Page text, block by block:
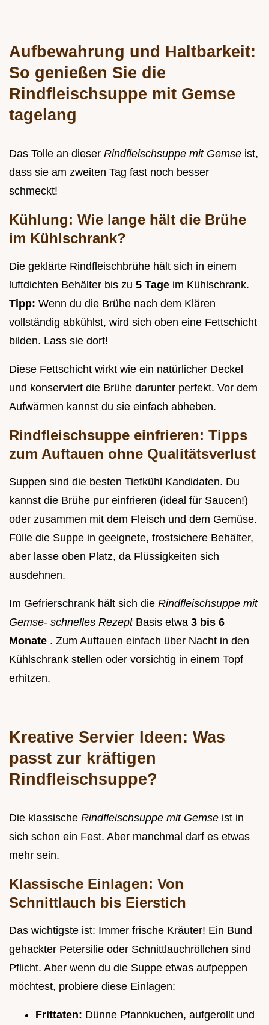
Aufbewahrung und Haltbarkeit:
So genießen Sie die
Rindfleischsuppe mit Gemse
tagelang
Das Tolle an dieser Rindfleischsuppe mit Gemse ist,
dass sie am zweiten Tag fast noch besser
schmeckt!
Kühlung: Wie lange hält die Brühe
im Kühlschrank?
Die geklärte Rindfleischbrühe hält sich in einem
luftdichten Behälter bis zu 5 Tage im Kühlschrank.
Tipp: Wenn du die Brühe nach dem Klären
vollständig abkühlst, wird sich oben eine Fettschicht
bilden. Lass sie dort!
Diese Fettschicht wirkt wie ein natürlicher Deckel
und konserviert die Brühe darunter perfekt. Vor dem
Aufwärmen kannst du sie einfach abheben.
Rindfleischsuppe einfrieren: Tipps
zum Auftauen ohne Qualitätsverlust
Suppen sind die besten Tiefkühl Kandidaten. Du
kannst die Brühe pur einfrieren (ideal für Saucen!)
oder zusammen mit dem Fleisch und dem Gemüse.
Fülle die Suppe in geeignete, frostsichere Behälter,
aber lasse oben Platz, da Flüssigkeiten sich
ausdehnen.
Im Gefrierschrank hält sich die Rindfleischsuppe mit
Gemse- schnelles Rezept Basis etwa 3 bis 6
Monate . Zum Auftauen einfach über Nacht in den
Kühlschrank stellen oder vorsichtig in einem Topf
erhitzen.
Kreative Servier Ideen: Was
passt zur kräftigen
Rindfleischsuppe?
Die klassische Rindfleischsuppe mit Gemse ist in
sich schon ein Fest. Aber manchmal darf es etwas
mehr sein.
Klassische Einlagen: Von
Schnittlauch bis Eierstich
Das wichtigste ist: Immer frische Kräuter! Ein Bund
gehackter Petersilie oder Schnittlauchröllchen sind
Pflicht. Aber wenn du die Suppe etwas aufpeppen
möchtest, probiere diese Einlagen:
Frittaten: Dünne Pfannkuchen, aufgerollt und